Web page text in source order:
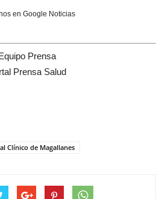
en Google Noticias
Prensa
Prensa Salud
Clínico de Magallanes